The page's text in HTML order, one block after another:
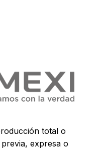
total o
expresa o